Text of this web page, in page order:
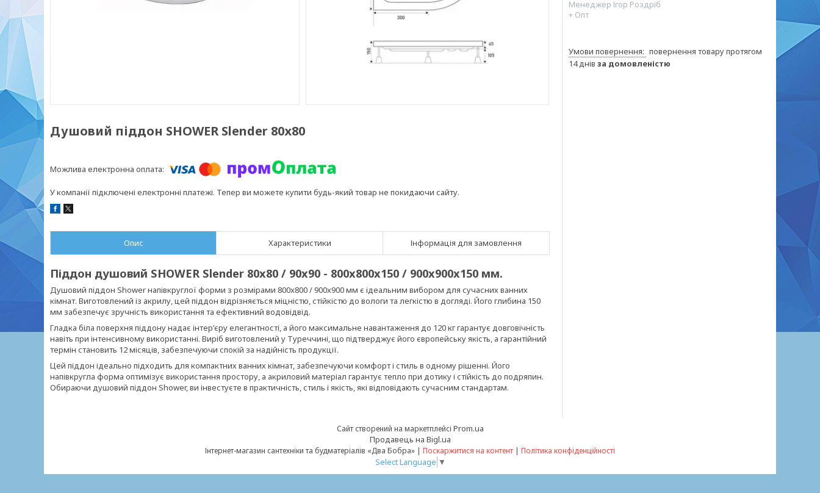
Душовий піддон SHOWER Slender 80х80
У компанії підключені електронні платежі. Тепер ви можете купити будь-який товар не покидаючи сайту.
Опис Характеристики Інформація для замовлення
Піддон душовий SHOWER Slender 80x80 / 90x90 - 800x800x150 / 900x900x150 мм.
Душовий піддон Shower напівкруглої форми з розмірами 800x800 / 900x900 мм є ідеальним вибором для сучасних ванних
кімнат. Виготовлений із акрилу, цей піддон відрізняється міцністю, стійкістю до вологи та легкістю в догляді. Його глибина 150
мм забезпечує зручність використання та ефективний водовідвід.
Гладка біла поверхня піддону надає інтер’єру елегантності, а його максимальне навантаження до 120 кг гарантує довговічність
навіть при інтенсивному використанні. Виріб виготовлений у Туреччині, що підтверджує його європейську якість, а гарантійний
термін становить 12 місяців, забезпечуючи спокій за надійність продукції.
Цей піддон ідеально підходить для компактних ванних кімнат, забезпечуючи комфорт і стиль в одному рішенні. Його
напівкругла форма оптимізує використання простору, а акриловий матеріал гарантує тепло при дотику і стійкість до подряпин.
Обираючи душовий піддон Shower, ви інвестуєте в практичність, стиль і якість, які відповідають сучасним стандартам.
Менеджер Ігор Роздріб
+ Опт
повернення товару протягом
14 днів за домовленістю
Сайт створений на маркетплейсі Prom.ua
Продавець на Bigl.ua
Інтернет-магазин сантехніки та будматеріалів «Два Бобра» | Поскаржитися на контент | Політика конфіденційності
Select Language ▼